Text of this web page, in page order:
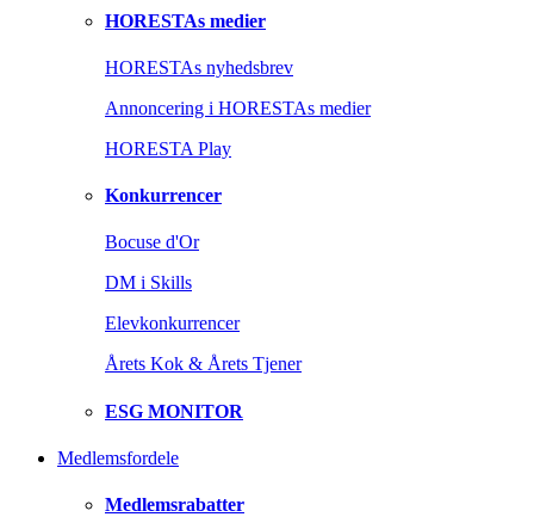
HORESTAs medier
HORESTAs nyhedsbrev
Annoncering i HORESTAs medier
HORESTA Play
Konkurrencer
Bocuse d'Or
DM i Skills
Elevkonkurrencer
Årets Kok & Årets Tjener
ESG MONITOR
Medlemsfordele
Medlemsrabatter